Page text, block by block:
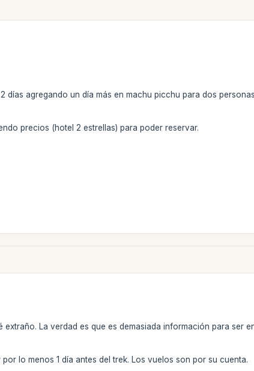
agregando un día más en machu picchu para dos
precios (hotel 2 estrellas) para poder reservar.
La verdad es que es demasiada información para ser
lo menos 1 día antes del trek. Los vuelos son por su cuenta.